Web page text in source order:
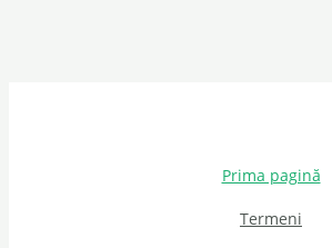
Prima pagină
Termeni